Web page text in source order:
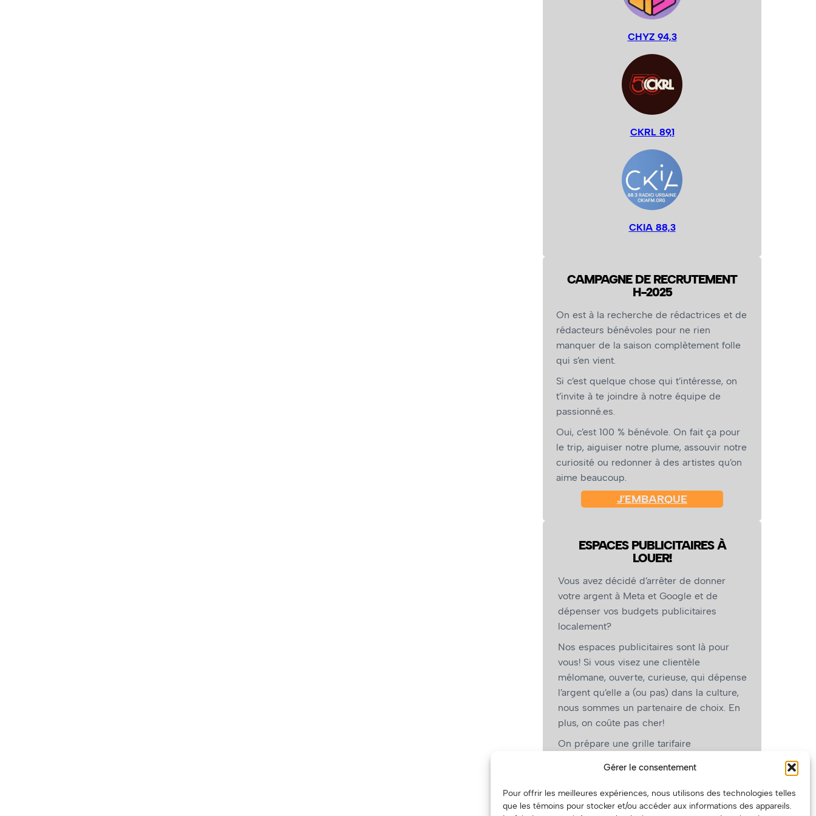
Gérer le consentement
Pour offrir les meilleures expériences, nous utilisons des technologies telles
que les témoins pour stocker et/ou accéder aux informations des appareils.
CHYZ 94,3
CKRL 89,1
CKIA 88,3
CAMPAGNE DE RECRUTEMENT
H-2025
On est à la recherche de rédactrices et de
rédacteurs bénévoles pour ne rien
manquer de la saison complètement folle
qui s’en vient.
Si c’est quelque chose qui t’intéresse, on
t’invite à te joindre à notre équipe de
passionné.es.
Oui, c’est 100 % bénévole. On fait ça pour
le trip, aiguiser notre plume, assouvir notre
curiosité ou redonner à des artistes qu’on
aime beaucoup.
J’EMBARQUE
ESPACES PUBLICITAIRES À
LOUER!
Vous avez décidé d’arrêter de donner
votre argent à Meta et Google et de
dépenser vos budgets publicitaires
localement?
Nos espaces publicitaires sont là pour
vous! Si vous visez une clientèle
mélomane, ouverte, curieuse, qui dépense
l’argent qu’elle a (ou pas) dans la culture,
nous sommes un partenaire de choix. En
plus, on coûte pas cher!
On prépare une grille tarifaire
vous, les artistes!)